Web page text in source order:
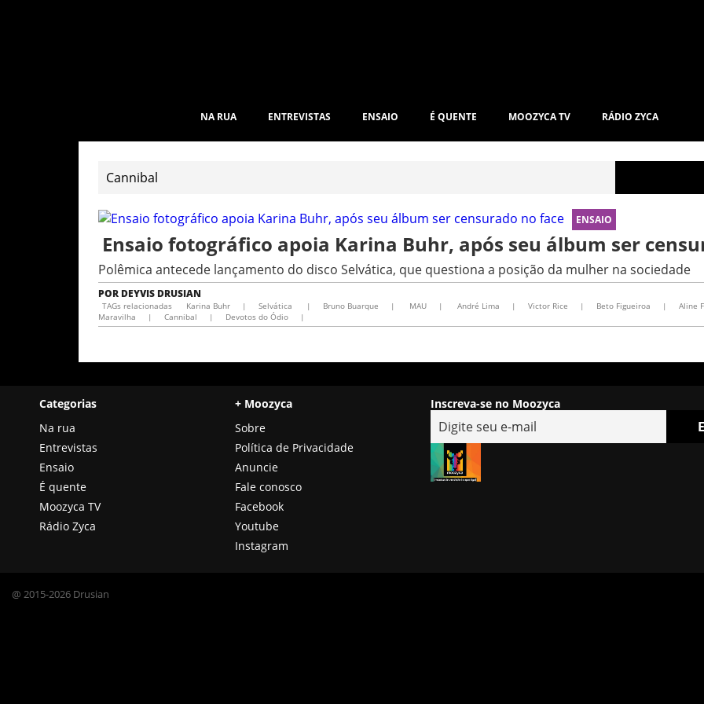
NA RUA ENTREVISTAS ENSAIO É QUENTE MOOZYCA TV RÁDIO ZYCA
ENSAIO
Ensaio fotográfico apoia Karina Buhr, após seu álbum ser
Polêmica antecede lançamento do disco Selvática, que questiona a posição da mulher na sociedade
POR DEYVIS DRUSIAN
TAGs relacionadas Karina Buhr | Selvática | Bruno Buarque | MAU | André Lima | Victor Rice | Beto Figueiroa | Aline
Maravilha
| Cannibal | Devotos do Ódio |
Categorias
Na rua
Entrevistas
Ensaio
É quente
Moozyca TV
Rádio Zyca
+ Moozyca
Sobre
Política de Privacidade
Anuncie
Fale conosco
Facebook
Youtube
Instagram
Inscreva-se no Moozyca
@ 2015-2026 Drusian